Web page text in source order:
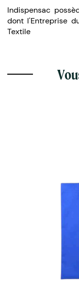
Indispensac
dont l'Entreprise
Textile